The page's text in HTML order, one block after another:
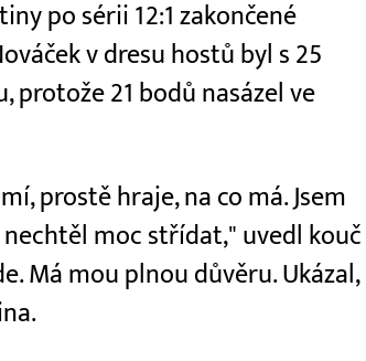
po sérii 12:1 zakončené
v dresu hostů byl s 25
21 bodů nasázel ve
prostě hraje, na co má. Jsem
moc střídat," uvedl kouč
Má mou plnou důvěru. Ukázal,